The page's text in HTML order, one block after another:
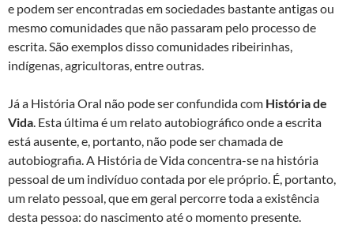
e podem ser encontradas em sociedades bastante antigas ou
mesmo comunidades que não passaram pelo processo de
escrita. São exemplos disso comunidades ribeirinhas,
indígenas, agricultoras, entre outras.
Já a História Oral não pode ser confundida com História de
Vida. Esta última é um relato autobiográfico onde a escrita
está ausente, e, portanto, não pode ser chamada de
autobiografia. A História de Vida concentra-se na história
pessoal de um indivíduo contada por ele próprio. É, portanto,
um relato pessoal, que em geral percorre toda a existência
desta pessoa: do nascimento até o momento presente.